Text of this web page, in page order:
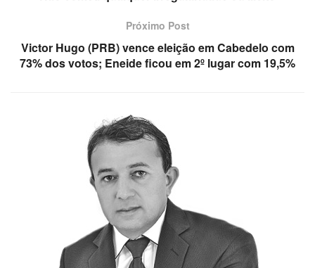
Próximo Post
Victor Hugo (PRB) vence eleição em Cabedelo com
73% dos votos; Eneide ficou em 2º lugar com 19,5%